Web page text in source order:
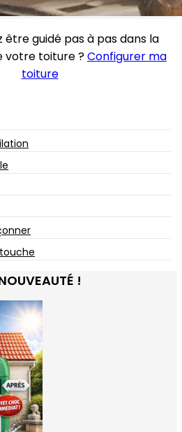
être guidé pas à pas dans la
votre toiture ?Configurer ma
toiture
!